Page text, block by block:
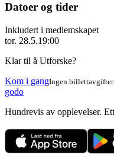
Datoer og tider
Inkludert i medlemskapet
tor. 28.5.19:00
Klar til å Utforske?
Kom i gangIngen
godo
Hundrevis av opplevelser.